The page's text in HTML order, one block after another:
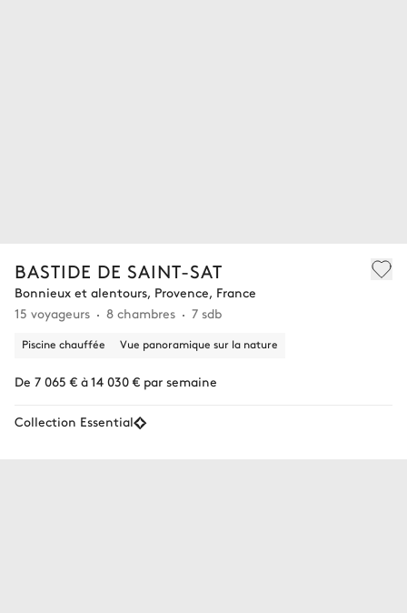
BASTIDE DE SAINT-SAT
Bonnieux et alentours, Provence, France
15 voyageurs
8 chambres 7 sdb
Piscine chauffée Vue panoramique sur la nature
De 7 065 € à 14 030 € par semaine
Collection Essential